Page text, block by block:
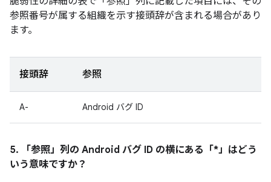
参照番号が属する組織を示す接頭辞が含まれる場合があり
ます。
接頭辞 参照
A- Android バグ ID
5. 「参照」 列の Android バグ ID の横にある「*」はどう
いう意味ですか？